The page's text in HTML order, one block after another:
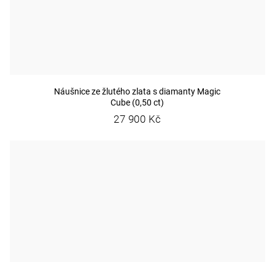
Náušnice ze žlutého zlata s diamanty Magic
Cube (0,50 ct)
27 900 Kč